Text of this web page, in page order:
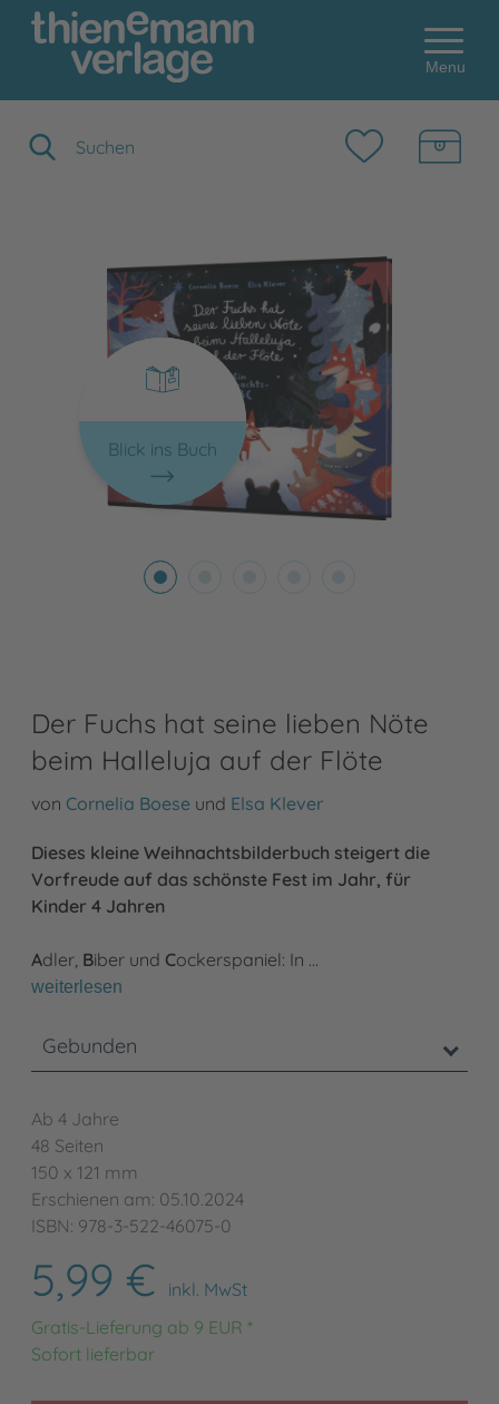
Menu
Blick ins Buch
Der Fuchs hat seine lieben Nöte
beim Halleluja auf der Flöte
von Cornelia Boese und Elsa Klever
Dieses kleine Weihnachtsbilderbuch steigert die
Vorfreude auf das schönste Fest im Jahr, für
Kinder 4 Jahren
Adler, Biber und Cockerspaniel: In …
weiterlesen
Gebunden
Ab 4 Jahre
48 Seiten
150 x 121 mm
Erschienen am: 05.10.2024
ISBN: 978-3-522-46075-0
5,99 €
inkl. MwSt
Gratis-Lieferung ab 9 EUR *
Sofort lieferbar